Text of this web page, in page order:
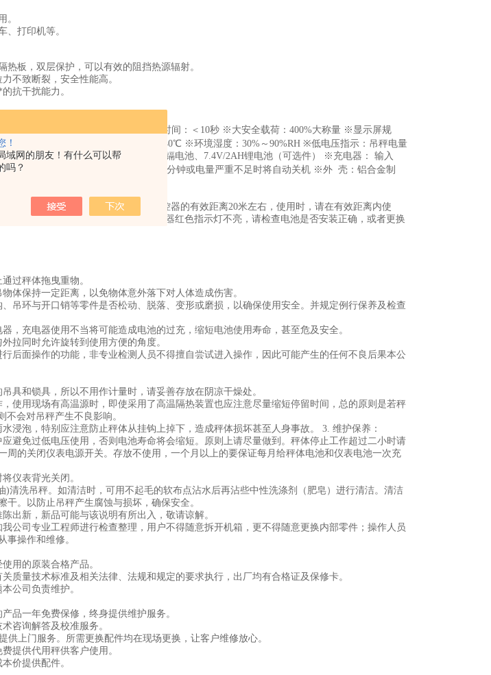
！
域网的朋友！有什么可以帮
吗？
。
、打印机等。
板，双层保护，可以有效的阻挡热源辐射。
不致断裂，安全性能高。
抗干扰能力。
确度等级： 国家标准Ⅲ级 ※读数稳定时间：＜10秒 ※大安全载荷：400%大称量 ※显示屏规
带背光液晶显示 ※环境温度：-10℃～40℃ ※环境湿度：30%～90%RH ※低电压指示：吊秤电量
1.5V碱性电池、四节1.2V镍氢/镍镉电池、7.4V/2AH锂电池（可选件） ※充电器： 输入
件) ※自动关机：吊秤显示零点静置30分钟或电量严重不足时将自动关机 ※外 壳：铝合金制
防碰撞设计。
可以使用附送的遥控器进行操作，遥控器的有效距离20米左右，使用时，请在有效距离内使
，禁止对电池充电，如果操作时遥控器红色指示灯不亮，请检查电池是否安装正确，或者更换
过秤体拖曳重物。
体保持一定距离，以免物体意外落下对人体造成伤害。
、吊环与开口销等零件是否松动、脱落、变形或磨损，以确保使用安全。并规定例行保养及检查
，充电器使用不当将可能造成电池的过充，缩短电池使用寿命，甚至危及安全。
拉同时允许旋转到使用方便的角度。
行后面操作的功能，非专业检测人员不得擅自尝试进入操作，因此可能产生的任何不良后果本公
具和锁具，所以不用作计量时，请妥善存放在阴凉干燥处。
，使用现场有高温源时，即使采用了高温隔热装置也应注意尽量缩短停留时间，总的原则是若秤
会对吊秤产生不良影响。
浸泡，特别应注意防止秤体从挂钩上掉下，造成秤体损坏甚至人身事故。 3. 维护保养：
应避免过低电压使用，否则电池寿命将会缩短。原则上请尽量做到。秤体停止工作超过二小时请
周的关闭仪表电源开关。存放不使用，一个月以上的要保证每月给秤体电池和仪表电池一次充
仪表背光关闭。
)清洗吊秤。如清洁时，可用不起毛的软布点沾水后再沾些中性洗涤剂（肥皂）进行清洁。清洁
。以防止吊秤产生腐蚀与损坏，确保安全。
出新，新品可能与该说明有所出入，敬请谅解。
我公司专业工程师进行检查整理，用户不得随意拆开机箱，更不得随意更换内部零件；操作人员
事操作和维修。
用的原装合格产品。
质量技术标准及相关法律、法规和规定的要求执行，出厂均有合格证及保修卡。
公司负责维护。
品一年免费保修，终身提供维护服务。
提供技术咨询解答及校准服务。
供上门服务。所需更换配件均在现场更换，让客户维修放心。
提供代用秤供客户使用。
价提供配件。